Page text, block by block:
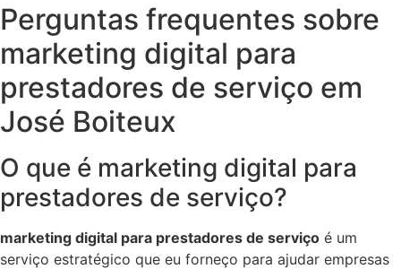
Perguntas frequentes sobre
marketing digital para
prestadores de serviço em
José Boiteux
O que é marketing digital para
prestadores de serviço?
marketing digital para prestadores de serviço é um
serviço estratégico que eu forneço para ajudar empresas